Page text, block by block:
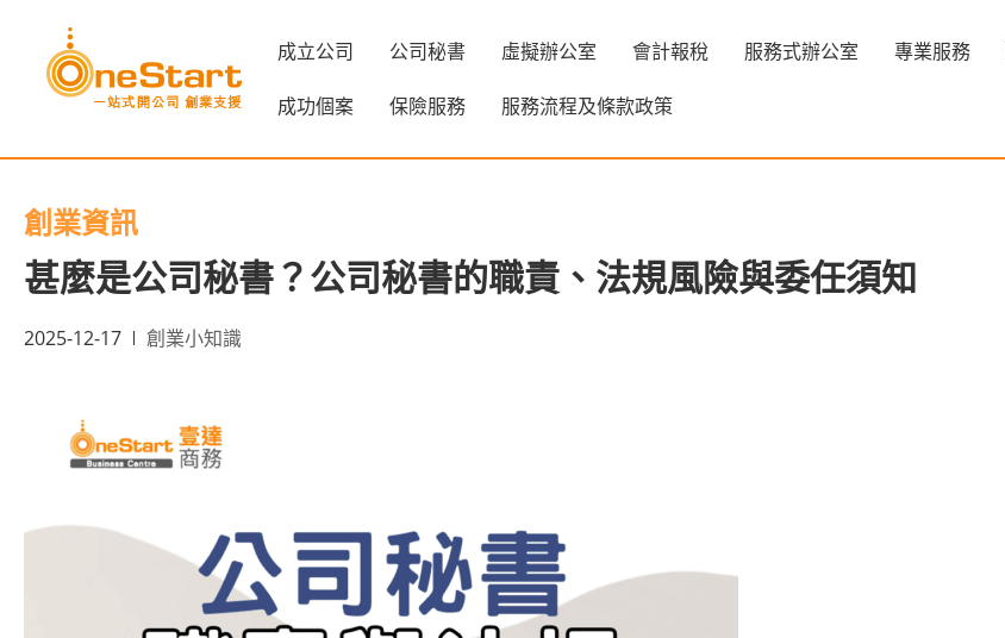
成立公司 公司秘書 虛擬辦公室 會計報稅 服務式辦公室 專業服務
成功個案 保險服務 服務流程及條款政策
創業資訊
甚麼是公司秘書？公司秘書的職責、法規風險與委任須知
2025-12-17 創業小知識